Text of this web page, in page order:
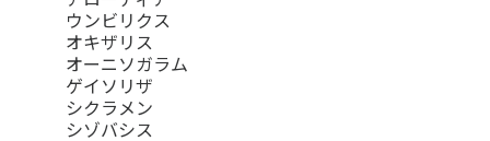
ウンビリクス
オキザリス
オーニソガラム
ゲイソリザ
シクラメン
シゾバシス